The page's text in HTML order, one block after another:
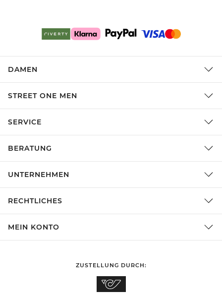
DAMEN
STREET ONE MEN
SERVICE
BERATUNG
UNTERNEHMEN
RECHTLICHES
MEIN KONTO
ZUSTELLUNG DURCH: